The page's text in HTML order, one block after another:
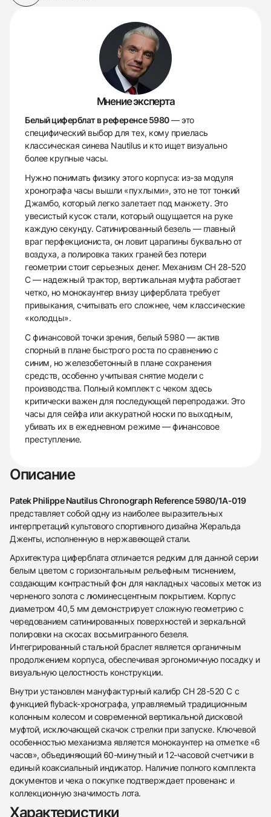
438
285
145
142
205
204
195
150
6
Мнение эксперта
Белый циферблат в референсе 5980— это
специфический выбор для тех, кому приелась
классическая синева Nautilus и кто ищет визуально
более крупные часы.
Нужно понимать физику этого корпуса: из-за модуля
хронографа часы вышли «пухлыми», это не тот тонкий
Джамбо, который легко залетает под манжету. Это
увесистый кусок стали, который ощущается на руке
каждую секунду. Сатинированный безель — главный
враг перфекциониста, он ловит царапины буквально от
воздуха, а полировка таких граней без потери
геометрии стоит серьезных денег. Механизм CH 28-520
C — надежный трактор, вертикальная муфта работает
четко, но монокаунтер внизу циферблата требует
привыкания, считывать его сложнее, чем классические
«колодцы».
С финансовой точки зрения, белый 5980 — актив
спорный в плане быстрого роста по сравнению с
синим, но железобетонный в плане сохранения
средств, особенно учитывая снятие модели с
производства. Полный комплект с чеком здесь
критически важен для последующей перепродажи. Это
часы для сейфа или аккуратной носки по выходным,
убивать их в ежедневном режиме — финансовое
преступление.
Описание
Patek Philippe Nautilus Chronograph Reference 5980/1A-019
представляет собой одну из наиболее выразительных
интерпретаций культового спортивного дизайна Жеральда
Дженты, исполненную в нержавеющей стали.
Архитектура циферблата отличается редким для данной серии
белым цветом с горизонтальным рельефным тиснением,
создающим контрастный фон для накладных часовых меток из
черненого золота с люминесцентным покрытием. Корпус
диаметром 40,5 мм демонстрирует сложную геометрию с
чередованием сатинированных поверхностей и зеркальной
полировки на скосах восьмигранного безеля.
Интегрированный стальной браслет является органичным
продолжением корпуса, обеспечивая эргономичную посадку и
визуальную целостность конструкции.
Внутри установлен мануфактурный калибр CH 28-520 C с
функцией flyback-хронографа, управляемый традиционным
колонным колесом и современной вертикальной дисковой
муфтой, исключающей скачок стрелки при запуске. Ключевой
особенностью механизма является монокаунтер на отметке «6
часов», объединяющий 60-минутный и 12-часовой счетчики в
единый коаксиальный индикатор. Наличие полного комплекта
документов и чека о покупке подтверждает провенанс и
коллекционную значимость лота.
Характеристики